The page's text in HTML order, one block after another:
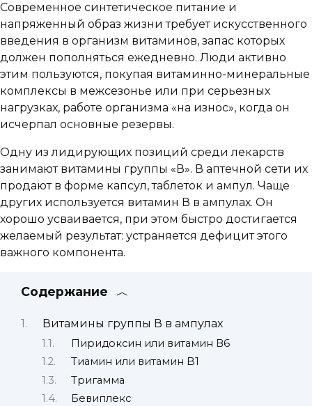
Современное синтетическое питание и
напряженный образ жизни требует искусственного
введения в организм витаминов, запас которых
должен пополняться ежедневно. Люди активно
этим пользуются, покупая витаминно-минеральные
комплексы в межсезонье или при серьезных
нагрузках, работе организма «на износ», когда он
исчерпал основные резервы.
Одну из лидирующих позиций среди лекарств
занимают витамины группы «В». В аптечной сети их
продают в форме капсул, таблеток и ампул. Чаще
других используется витамин В в ампулах. Он
хорошо усваивается, при этом быстро достигается
желаемый результат: устраняется дефицит этого
важного компонента.
Содержание
Витамины группы В в ампулах
Пиридоксин или витамин В6
Тиамин или витамин B1
Тригамма
Бевиплекс